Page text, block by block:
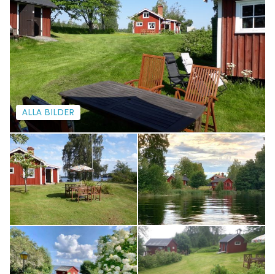
ALLA BILDER